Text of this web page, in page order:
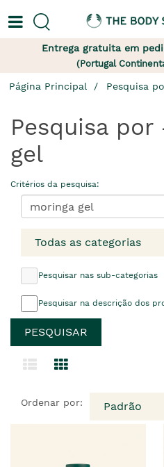
Entrega gratuita em
(Portugal
Página Principal Pesquisa
Pesquisa
gel
Critérios da pesquisa:
Todas as categorias
Pesquisar nas sub-categorias
Pesquisar na descrição dos
Ordenar por: Padrão